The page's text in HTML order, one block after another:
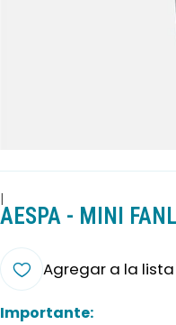
|
AESPA - MINI
Agregar a la
Importante: